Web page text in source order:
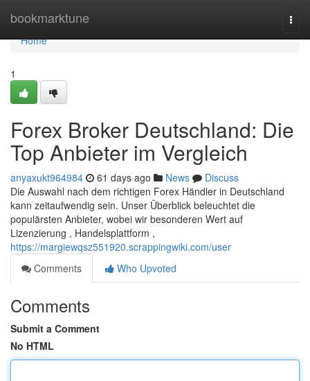
bookmarktune
Home
Home
1
Forex Broker Deutschland: Die
Top Anbieter im Vergleich
anyaxukt964984 61 days ago News
Discuss
Die Auswahl nach dem richtigen Forex Händler in Deutschland
kann zeitaufwendig sein. Unser Überblick beleuchtet die
populärsten Anbieter, wobei wir besonderen Wert auf
Lizenzierung , Handelsplattform ,
https://margiewqsz551920.scrappingwiki.com/user
Comments
Who Upvoted
Comments
Submit a Comment
No HTML